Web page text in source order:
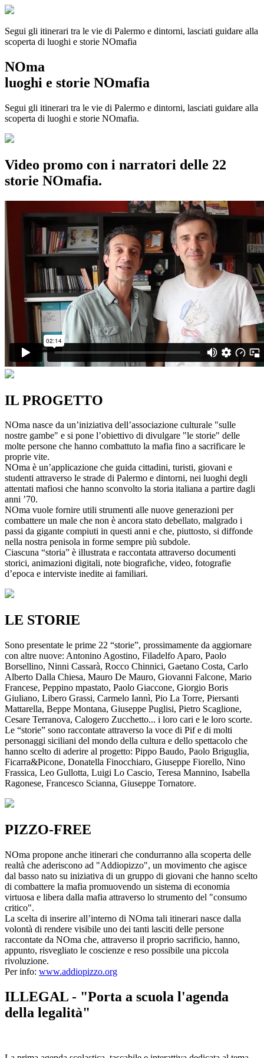
Segui gli itinerari tra le vie di Palermo e dintorni, lasciati guidare alla
scoperta di luoghi e storie NOmafia
NOma
luoghi e storie NOmafia
Segui gli itinerari tra le vie di Palermo e dintorni, lasciati guidare alla
scoperta di luoghi e storie NOmafia.
Video promo con i narratori delle 22
storie NOmafia.
IL PROGETTO
NOma nasce da un’iniziativa dell’associazione culturale "sulle
nostre gambe" e si pone l’obiettivo di divulgare "le storie" delle
molte persone che hanno combattuto la mafia fino a sacrificare le
proprie vite.
NOma è un’applicazione che guida cittadini, turisti, giovani e
studenti attraverso le strade di Palermo e dintorni, nei luoghi degli
attentati mafiosi che hanno sconvolto la storia italiana a partire dagli
anni ’70.
NOma vuole fornire utili strumenti alle nuove generazioni per
combattere un male che non è ancora stato debellato, malgrado i
passi da gigante compiuti in questi anni e che, piuttosto, si diffonde
nella nostra penisola in forme sempre più subdole.
Ciascuna “storia” è illustrata e raccontata attraverso documenti
storici, animazioni digitali, note biografiche, video, fotografie
d’epoca e interviste inedite ai familiari.
LE STORIE
Sono presentate le prime 22 “storie”, prossimamente da aggiornare
con altre nuove: Antonino Agostino, Filadelfo Aparo, Paolo
Borsellino, Ninni Cassarà, Rocco Chinnici, Gaetano Costa, Carlo
Alberto Dalla Chiesa, Mauro De Mauro, Giovanni Falcone, Mario
Francese, Peppino mpastato, Paolo Giaccone, Giorgio Boris
Giuliano, Libero Grassi, Carmelo Iannì, Pio La Torre, Piersanti
Mattarella, Beppe Montana, Giuseppe Puglisi, Pietro Scaglione,
Cesare Terranova, Calogero Zucchetto... i loro cari e le loro scorte.
Le “storie” sono raccontate attraverso la voce di Pif e di molti
personaggi siciliani del mondo della cultura e dello spettacolo che
hanno scelto di aderire al progetto: Pippo Baudo, Paolo Briguglia,
Ficarra&Picone, Donatella Finocchiaro, Giuseppe Fiorello, Nino
Frassica, Leo Gullotta, Luigi Lo Cascio, Teresa Mannino, Isabella
Ragonese, Francesco Scianna, Giuseppe Tornatore.
PIZZO-FREE
NOma propone anche itinerari che condurranno alla scoperta delle
realtà che aderiscono ad "Addiopizzo", un movimento che agisce
dal basso nato su iniziativa di un gruppo di giovani che hanno scelto
di combattere la mafia promuovendo un sistema di economia
virtuosa e libera dalla mafia attraverso lo strumento del "consumo
critico".
La scelta di inserire all’interno di NOma tali itinerari nasce dalla
volontà di rendere visibile uno dei tanti lasciti delle persone
raccontate da NOma che, attraverso il proprio sacrificio, hanno,
appunto, risvegliato le coscienze e reso possibile una piccola
rivoluzione.
Per info: www.addiopizzo.org
ILLEGAL - "Porta a scuola l'agenda
della legalità"